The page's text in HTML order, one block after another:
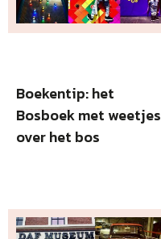
Boekentip: het
Bosboek met weetjes
over het bos